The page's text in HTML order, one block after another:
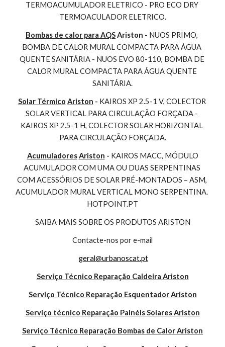
TERMOACUMULADOR ELETRICO - PRO ECO DRY
TERMOACULADOR ELETRICO.
Bombas de calor para AQS Ariston - NUOS PRIMO,
BOMBA DE CALOR MURAL COMPACTA PARA ÁGUA
QUENTE SANITÁRIA - NUOS EVO 80-110, BOMBA DE
CALOR MURAL COMPACTA PARA ÁGUA QUENTE
SANITÁRIA.
Solar Térmico Ariston - KAIROS XP 2.5-1 V, COLECTOR
SOLAR VERTICAL PARA CIRCULAÇÃO FORÇADA -
KAIROS XP 2.5-1 H, COLECTOR SOLAR HORIZONTAL
PARA CIRCULAÇÃO FORÇADA.
Acumuladores Ariston - KAIROS MACC, MÓDULO
ACUMULADOR COM UMA OU DUAS SERPENTINAS
COM ACESSÓRIOS DE SOLAR PRÉ-MONTADOS – ASM,
ACUMULADOR MURAL VERTICAL MONO SERPENTINA.
HOTPOINT.PT
SAIBA MAIS SOBRE OS PRODUTOS ARISTON
Contacte-nos por e-mail
geral@urbanoscat.pt
Serviço Técnico Reparação Caldeira Ariston
Serviço Técnico Reparação Esquentador Ariston
Serviço técnico Reparação Painéis Solares Ariston
Serviço Técnico Reparação Bombas de Calor Ariston